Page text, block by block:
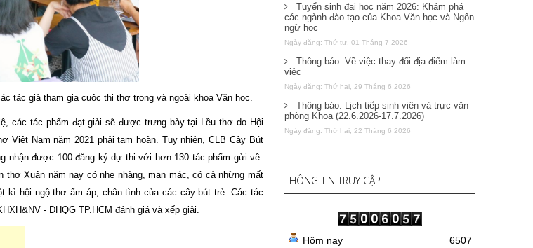
tác giả tham gia cuộc thi thơ trong và ngoài khoa Văn học.
các tác phẩm đạt giải sẽ được trưng bày tại Lều thơ do Hội
Việt Nam năm 2021 phải tạm hoãn. Tuy nhiên, CLB Cây Bút
nhận được 100 đăng ký dự thi với hơn 130 tác phẩm gửi về.
Xuân năm nay có nhẹ nhàng, man mác, có cả những mất
kì hội ngộ thơ ấm áp, chân tình của các cây bút trẻ. Các tác
- ĐHQG TP.HCM đánh giá và xếp giải.
Tuyển sinh đại học năm 2026: Khám phá
các ngành đào tạo của Khoa Văn học và Ngôn
ngữ học
Ngày đăng: Thứ tư, 01 Tháng 7 2026
Thông báo: Về việc thay đổi địa điểm làm
việc
Ngày đăng: Thứ hai, 29 Tháng 6 2026
Thông báo: Lịch tiếp sinh viên và trực văn
phòng Khoa (22.6.2026-17.7.2026)
Ngày đăng: Thứ hai, 22 Tháng 6 2026
THÔNG TIN TRUY CẬP
Hôm nay
6507